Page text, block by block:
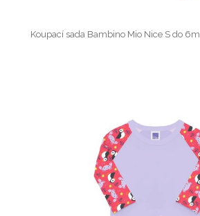
Koupací sada Bambino Mio Nice S do 6m